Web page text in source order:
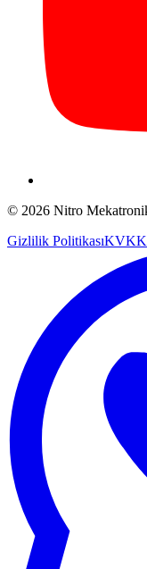
© 2026 Nitro
Gizlilik PolitikasıKVKK